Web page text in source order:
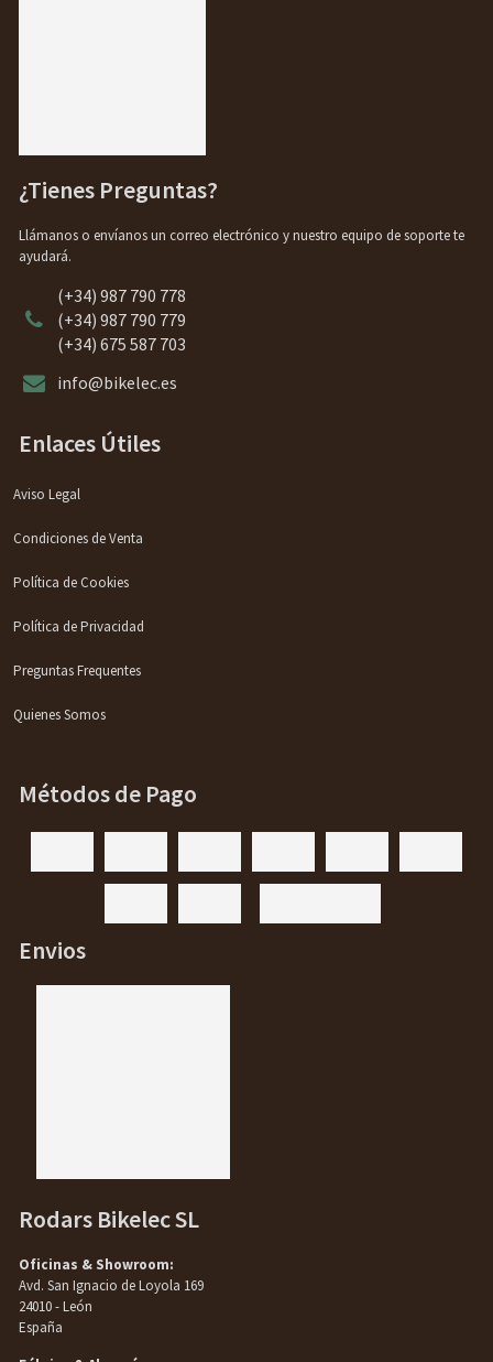
¿Tienes Preguntas?
Llámanos o envíanos un correo electrónico y nuestro equipo de soporte te
ayudará.
(+34) 987 790 778
(+34) 987 790 779
(+34) 675 587 703
info@bikelec.es
Enlaces Útiles
Aviso Legal
Condiciones de Venta
Política de Cookies
Política de Privacidad
Preguntas Frequentes
Quienes Somos
Métodos de Pago
Envios
Rodars Bikelec SL
Oficinas & Showroom:
Avd. San Ignacio de Loyola 169
24010 - León
España